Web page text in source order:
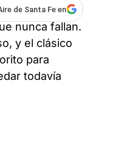
de Santa Fe en
nunca fallan.
y el clásico
para
todavía